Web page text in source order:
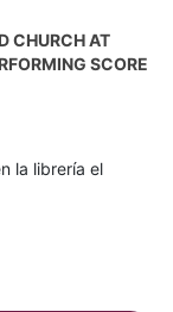
CHURCH AT
SCORE
la librería el